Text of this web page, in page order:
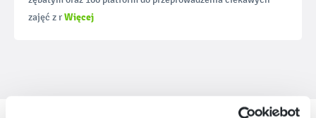
zajęć z rWięcej